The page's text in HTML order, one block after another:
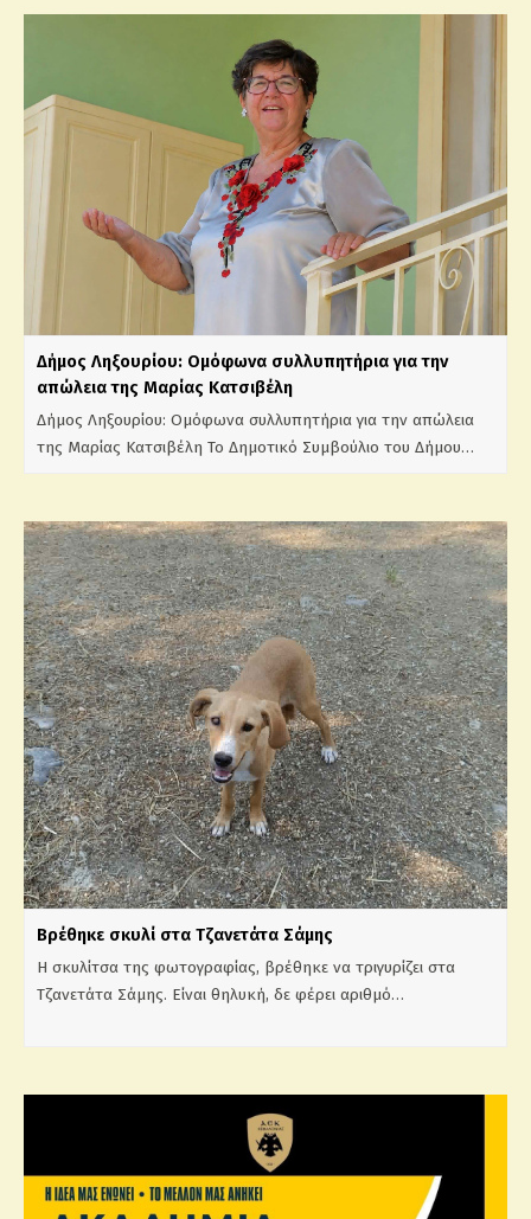
Δήμος Ληξουρίου: Ομόφωνα συλλυπητήρια για την
απώλεια της Μαρίας Κατσιβέλη
Δήμος Ληξουρίου: Ομόφωνα συλλυπητήρια για την απώλεια
της Μαρίας Κατσιβέλη Το Δημοτικό Συμβούλιο του Δήμου…
Βρέθηκε σκυλί στα Τζανετάτα Σάμης
Η σκυλίτσα της φωτογραφίας, βρέθηκε να τριγυρίζει στα
Τζανετάτα Σάμης. Είναι θηλυκή, δε φέρει αριθμό…